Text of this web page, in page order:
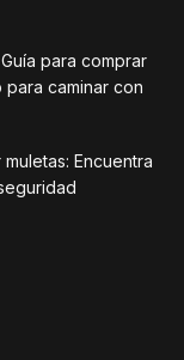
Guía para comprar
caminar con
Encuentra